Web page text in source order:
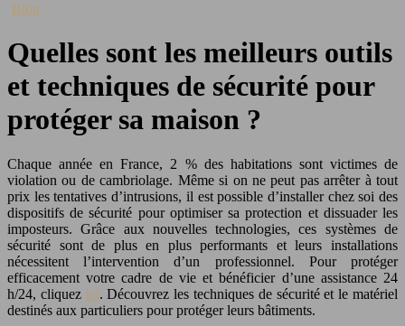
Blog
Quelles sont les meilleurs outils
et techniques de sécurité pour
protéger sa maison ?
Chaque année en France, 2 % des habitations sont victimes de
violation ou de cambriolage. Même si on ne peut pas arrêter à tout
prix les tentatives d’intrusions, il est possible d’installer chez soi des
dispositifs de sécurité pour optimiser sa protection et dissuader les
imposteurs. Grâce aux nouvelles technologies, ces systèmes de
sécurité sont de plus en plus performants et leurs installations
nécessitent l’intervention d’un professionnel. Pour protéger
efficacement votre cadre de vie et bénéficier d’une assistance 24
h/24, cliquez ici. Découvrez les techniques de sécurité et le matériel
destinés aux particuliers pour protéger leurs bâtiments.